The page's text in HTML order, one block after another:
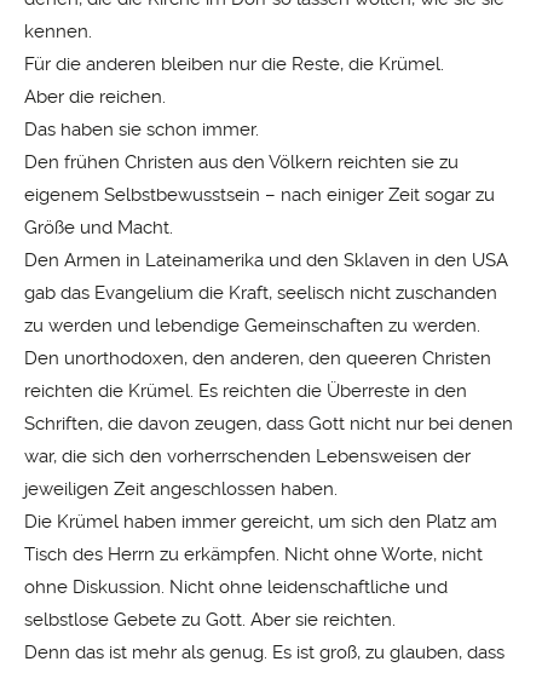
kennen.
Für die anderen bleiben nur die Reste, die Krümel.
Aber die reichen.
Das haben sie schon immer.
Den frühen Christen aus den Völkern reichten sie zu
eigenem Selbstbewusstsein – nach einiger Zeit sogar zu
Größe und Macht.
Den Armen in Lateinamerika und den Sklaven in den USA
gab das Evangelium die Kraft, seelisch nicht zuschanden
zu werden und lebendige Gemeinschaften zu werden.
Den unorthodoxen, den anderen, den queeren Christen
reichten die Krümel. Es reichten die Überreste in den
Schriften, die davon zeugen, dass Gott nicht nur bei denen
war, die sich den vorherrschenden Lebensweisen der
jeweiligen Zeit angeschlossen haben.
Die Krümel haben immer gereicht, um sich den Platz am
Tisch des Herrn zu erkämpfen. Nicht ohne Worte, nicht
ohne Diskussion. Nicht ohne leidenschaftliche und
selbstlose Gebete zu Gott. Aber sie reichten.
Denn das ist mehr als genug. Es ist groß, zu glauben, dass